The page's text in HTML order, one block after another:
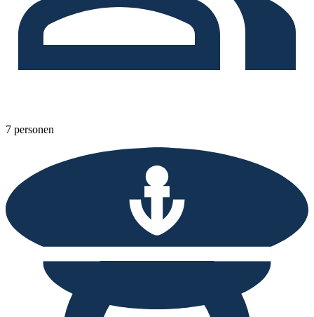
7 personen